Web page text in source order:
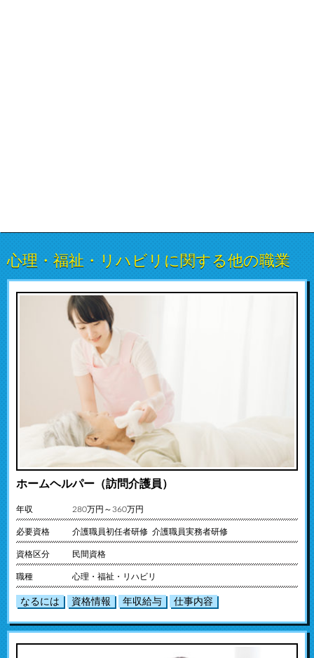
心理・福祉・リハビリに関する他の職業
ホームヘルパー（訪問介護員）
年収 280万円～360万円
必要資格 介護職員初任者研修 介護職員実務者研修
資格区分 民間資格
職種 心理・福祉・リハビリ
なるには 資格情報 年収給与 仕事内容